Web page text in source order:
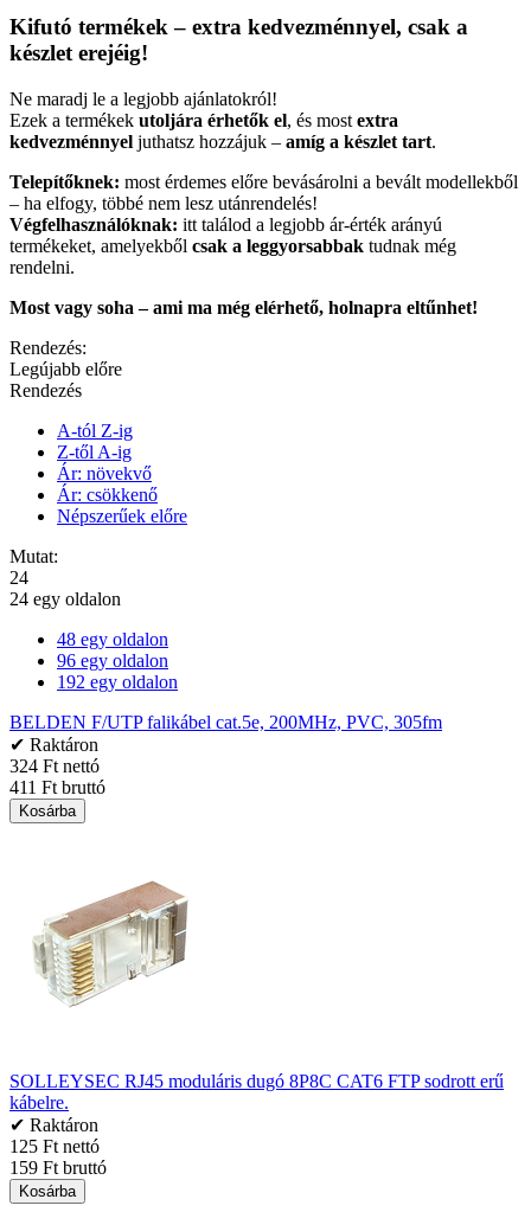
Kifutó termékek – extra kedvezménnyel, csak a
készlet erejéig!
Ne maradj le a legjobb ajánlatokról!
Ezek a termékek utoljára érhetők el, és most extra
kedvezménnyel juthatsz hozzájuk – amíg a készlet tart.
Telepítőknek: most érdemes előre bevásárolni a bevált modellekből
– ha elfogy, többé nem lesz utánrendelés!
Végfelhasználóknak: itt találod a legjobb ár-érték arányú
termékeket, amelyekből csak a leggyorsabbak tudnak még
rendelni.
Most vagy soha – ami ma még elérhető, holnapra eltűnhet!
Rendezés:
Legújabb előre
Rendezés
A-tól Z-ig
Z-től A-ig
Ár: növekvő
Ár: csökkenő
Népszerűek előre
Mutat:
24
24 egy oldalon
48 egy oldalon
96 egy oldalon
192 egy oldalon
BELDEN F/UTP falikábel cat.5e, 200MHz, PVC, 305fm
✔ Raktáron
324 Ft nettó
411 Ft bruttó
Kosárba
SOLLEYSEC RJ45 moduláris dugó 8P8C CAT6 FTP sodrott erű
kábelre.
✔ Raktáron
125 Ft nettó
159 Ft bruttó
Kosárba